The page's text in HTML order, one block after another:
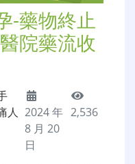
-藥物終止
院藥流收
人 2024 年
8 月 20
日
2,536